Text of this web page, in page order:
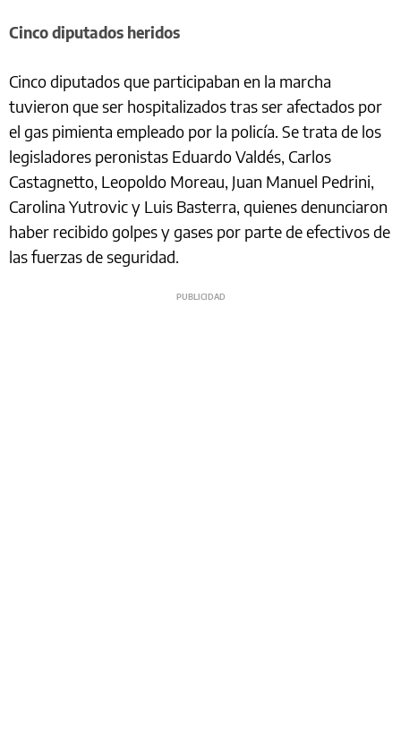
Cinco diputados heridos
Cinco diputados que participaban en la marcha
tuvieron que ser hospitalizados tras ser afectados por
el gas pimienta empleado por la policía. Se trata de los
legisladores peronistas Eduardo Valdés, Carlos
Castagnetto, Leopoldo Moreau, Juan Manuel Pedrini,
Carolina Yutrovic y Luis Basterra, quienes denunciaron
haber recibido golpes y gases por parte de efectivos de
las fuerzas de seguridad.